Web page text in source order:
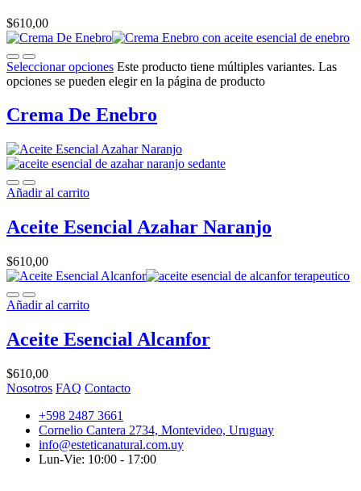
$610,00
Seleccionar opciones Este producto tiene múltiples variantes. Las
opciones se pueden elegir en la página de producto
Crema De Enebro
Añadir al carrito
Aceite Esencial Azahar Naranjo
$610,00
Añadir al carrito
Aceite Esencial Alcanfor
$610,00
Nosotros FAQ Contacto
+598 2487 3661
Cornelio Cantera 2734, Montevideo, Uruguay
info@esteticanatural.com.uy
Lun-Vie: 10:00 - 17:00